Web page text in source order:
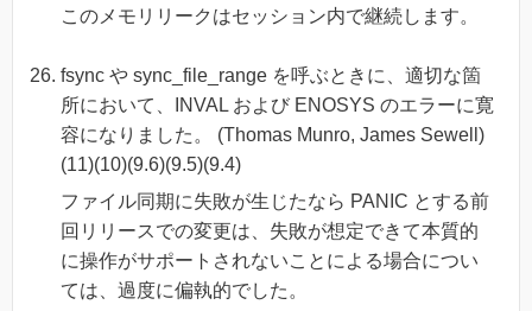
このメモリリークはセッション内で継続します。
fsync や sync_file_range を呼ぶときに、適切な箇
所において、INVAL および ENOSYS のエラーに寛
容になりました。 (Thomas Munro, James Sewell)
(11)(10)(9.6)(9.5)(9.4)
ファイル同期に失敗が生じたなら PANIC とする前
回リリースでの変更は、失敗が想定できて本質的
に操作がサポートされないことによる場合につい
ては、過度に偏執的でした。